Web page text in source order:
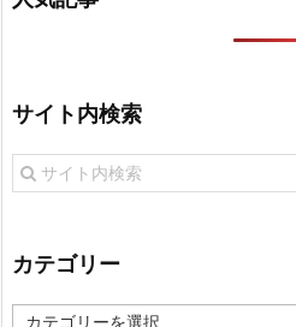
サイト内検索
カテゴリー
カ